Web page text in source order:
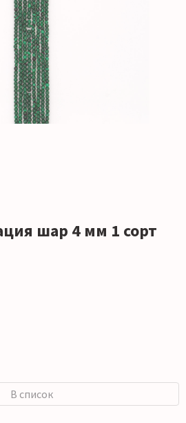
шар 4 мм 1 сорт
В список